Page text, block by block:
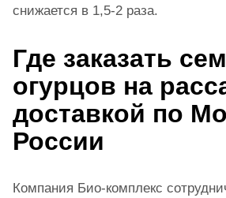
снижается в 1,5-2 раза.
Где заказать
огурцов на
доставкой по
России
Компания Био-комплекс